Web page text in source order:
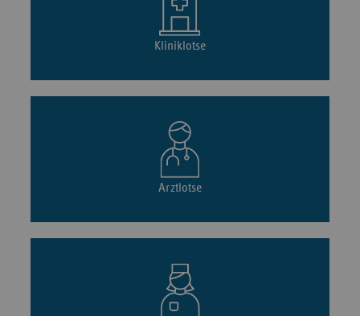
Kliniklotse
Arztlotse